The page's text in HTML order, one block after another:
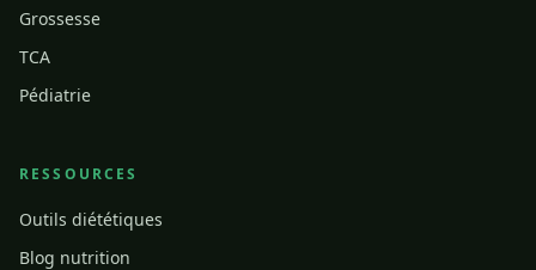
Grossesse
TCA
Pédiatrie
RESSOURCES
Outils diététiques
Blog nutrition